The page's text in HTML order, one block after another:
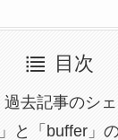
目次
過去記事のシ
と「buffer」